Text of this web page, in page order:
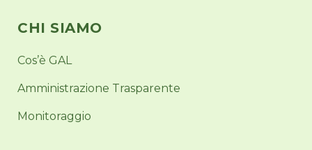
CHI SIAMO
Cos’è GAL
Amministrazione Trasparente
Monitoraggio